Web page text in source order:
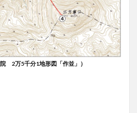
院 2万5千分1地形図「作並」）